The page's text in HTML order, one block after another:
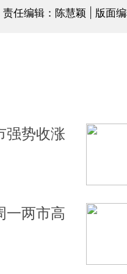
责任编辑：陈慧颖 | 版面
强势收涨
一两市高